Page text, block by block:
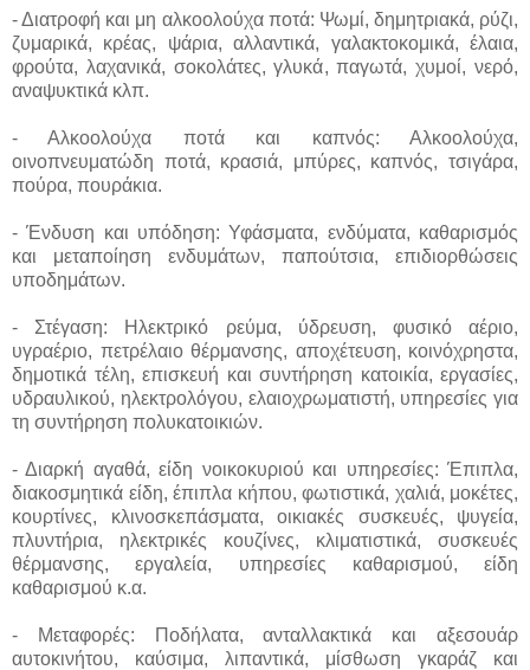
- Διατροφή και μη αλκοολούχα ποτά: Ψωμί, δημητριακά, ρύζι,
ζυμαρικά, κρέας, ψάρια, αλλαντικά, γαλακτοκομικά, έλαια,
φρούτα, λαχανικά, σοκολάτες, γλυκά, παγωτά, χυμοί, νερό,
αναψυκτικά κλπ.
- Αλκοολούχα ποτά και καπνός: Αλκοολούχα,
οινοπνευματώδη ποτά, κρασιά, μπύρες, καπνός, τσιγάρα,
πούρα, πουράκια.
- Ένδυση και υπόδηση: Υφάσματα, ενδύματα, καθαρισμός
και μεταποίηση ενδυμάτων, παπούτσια, επιδιορθώσεις
υποδημάτων.
- Στέγαση: Ηλεκτρικό ρεύμα, ύδρευση, φυσικό αέριο,
υγραέριο, πετρέλαιο θέρμανσης, αποχέτευση, κοινόχρηστα,
δημοτικά τέλη, επισκευή και συντήρηση κατοικία, εργασίες,
υδραυλικού, ηλεκτρολόγου, ελαιοχρωματιστή, υπηρεσίες για
τη συντήρηση πολυκατοικιών.
- Διαρκή αγαθά, είδη νοικοκυριού και υπηρεσίες: Έπιπλα,
διακοσμητικά είδη, έπιπλα κήπου, φωτιστικά, χαλιά, μοκέτες,
κουρτίνες, κλινοσκεπάσματα, οικιακές συσκευές, ψυγεία,
πλυντήρια, ηλεκτρικές κουζίνες, κλιματιστικά, συσκευές
θέρμανσης, εργαλεία, υπηρεσίες καθαρισμού, είδη
καθαρισμού κ.α.
- Μεταφορές: Ποδήλατα, ανταλλακτικά και αξεσουάρ
αυτοκινήτου, καύσιμα, λιπαντικά, μίσθωση γκαράζ και